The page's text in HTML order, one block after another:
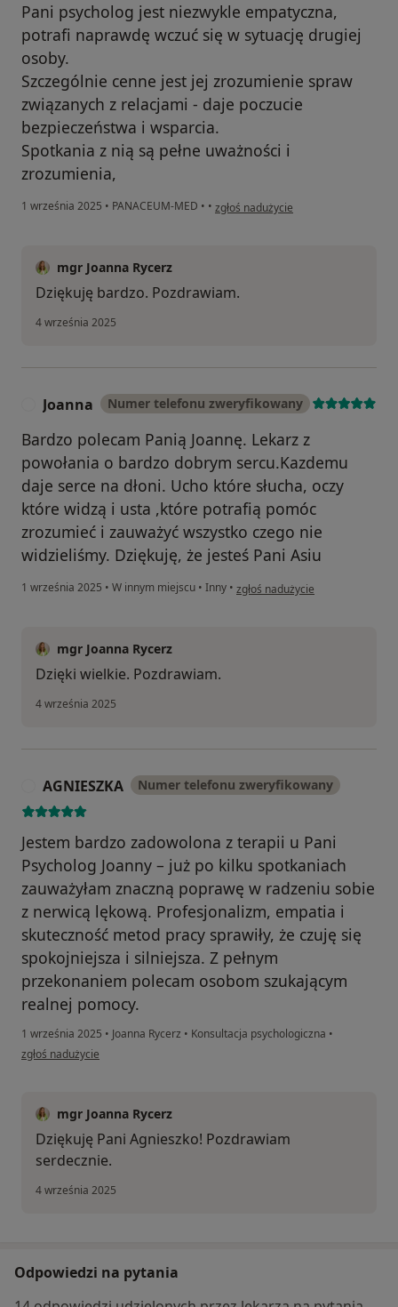
Pani psycholog jest niezwykle empatyczna,
potrafi naprawdę wczuć się w sytuację drugiej
osoby.
Szczególnie cenne jest jej zrozumienie spraw
związanych z relacjami - daje poczucie
bezpieczeństwa i wsparcia.
Spotkania z nią są pełne uważności i
zrozumienia,
1 września 2025 • PANACEUM-MED • • w opinii użytkownika Andrzej
zgłoś nadużycie
mgr Joanna Rycerz
Dziękuję bardzo. Pozdrawiam.
4 września 2025
Joanna Numer telefonu zweryfikowany
Bardzo polecam Panią Joannę. Lekarz z
powołania o bardzo dobrym sercu.Kazdemu
daje serce na dłoni. Ucho które słucha, oczy
które widzą i usta ,które potrafią pomóc
zrozumieć i zauważyć wszystko czego nie
widzieliśmy. Dziękuję, że jesteś Pani Asiu
1 września 2025 • W innym miejscu • Inny • w opinii użytkownika Joanna
zgłoś nadużycie
mgr Joanna Rycerz
Dzięki wielkie. Pozdrawiam.
4 września 2025
AGNIESZKA Numer telefonu zweryfikowany
Jestem bardzo zadowolona z terapii u Pani
Psycholog Joanny – już po kilku spotkaniach
zauważyłam znaczną poprawę w radzeniu sobie
z nerwicą lękową. Profesjonalizm, empatia i
skuteczność metod pracy sprawiły, że czuję się
spokojniejsza i silniejsza. Z pełnym
przekonaniem polecam osobom szukającym
realnej pomocy.
1 września 2025 • Joanna Rycerz • Konsultacja psychologiczna •
w opinii użytkownika AGNIESZKA
zgłoś nadużycie
mgr Joanna Rycerz
Dziękuję Pani Agnieszko! Pozdrawiam
serdecznie.
4 września 2025
Odpowiedzi na pytania